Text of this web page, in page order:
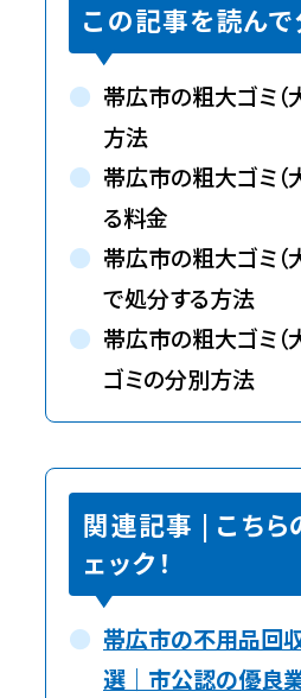
この記事を読んで
帯広市の粗大ゴミ（
方法
帯広市の粗大ゴミ（
る料金
帯広市の粗大ゴミ（
で処分する方法
帯広市の粗大ゴミ（
ゴミの分別方法
関連記事 | こちら
ェック！
帯広市の不用品回
選｜市公認の優良